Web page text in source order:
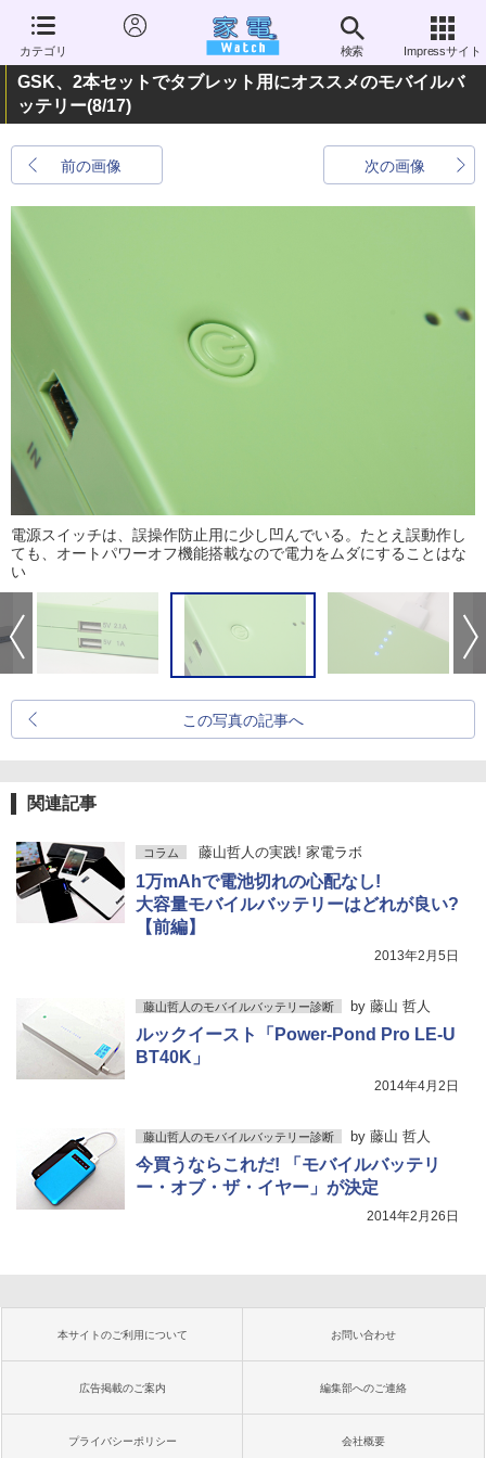
カテゴリ 検索 Impressサイト
GSK、2本セットでタブレット用にオススメのモバイルバ
ッテリー(8/17)
前の画像 次の画像
電源スイッチは、誤操作防止用に少し凹んでいる。たとえ誤動作し
ても、オートパワーオフ機能搭載なので電力をムダにすることはな
い
この写真の記事へ
関連記事
コラム 藤山哲人の実践! 家電ラボ
1万mAhで電池切れの心配なし!
大容量モバイルバッテリーはどれが良い?
【前編】
2013年2月5日
藤山哲人のモバイルバッテリー診断 by 藤山 哲人
ルックイースト「Power-Pond Pro LE-U
BT40K」
2014年4月2日
藤山哲人のモバイルバッテリー診断 by 藤山 哲人
今買うならこれだ! 「モバイルバッテリ
ー・オブ・ザ・イヤー」が決定
2014年2月26日
本サイトのご利用について お問い合わせ
広告掲載のご案内 編集部へのご連絡
プライバシーポリシー 会社概要